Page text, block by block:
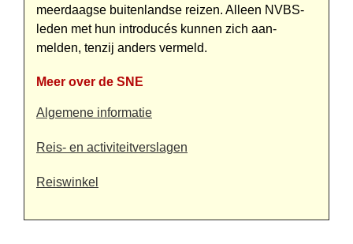
meerdaagse buiten­landse reizen. Alleen NVBS-
leden met hun introducés kunnen zich aan­
melden, tenzij anders vermeld.
Meer over de SNE
Algemene informatie
Reis- en activiteitverslagen
Reiswinkel